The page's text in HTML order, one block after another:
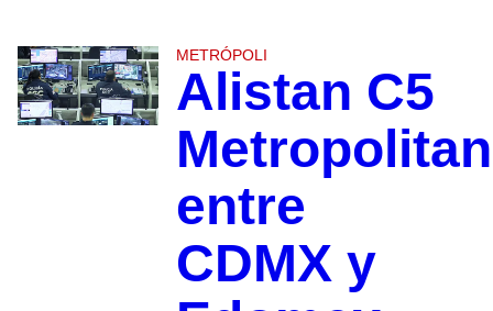
METRÓPOLI
Alistan C5
entre
CDMX y